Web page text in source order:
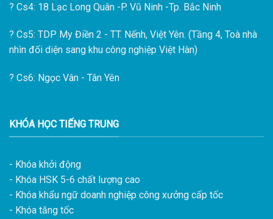
? Cs4: 18 Lạc Long Quân -P. Vũ Ninh -Tp. Bắc Ninh
? Cs5: TDP My Điền 2 - TT. Nếnh, Việt Yên. (Tầng 4, Toà nhà
nhìn đối diện sang khu công nghiệp Việt Hàn)
? Cs6: Ngọc Vân - Tân Yên
KHÓA HỌC TIẾNG TRUNG
- Khóa khởi động
- Khóa HSK 5-6 chất lượng cao
- Khóa khẩu ngữ doanh nghiệp công xưởng cấp tốc
- Khóa tăng tốc